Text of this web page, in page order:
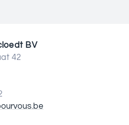
BV
42